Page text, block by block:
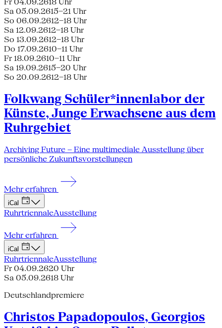
Sa 05.09.2615–21 Uhr
So 06.09.2612–18 Uhr
Sa 12.09.2612–18 Uhr
So 13.09.2612–18 Uhr
Do 17.09.2610–11 Uhr
Fr 18.09.2610–11 Uhr
Sa 19.09.2615–20 Uhr
So 20.09.2612–18 Uhr
Folkwang Schüler*innenlabor der
Künste, Junge Erwachsene aus dem
Ruhrgebiet
Archiving Future – Eine multimediale Ausstellung über
persönliche Zukunftsvorstellungen
Mehr erfahren
iCal
RuhrtriennaleAusstellung
Mehr erfahren
iCal
RuhrtriennaleAusstellung
Fr 04.09.2620 Uhr
Sa 05.09.2618 Uhr
Deutschlandpremiere
Christos Papadopoulos, Georgios